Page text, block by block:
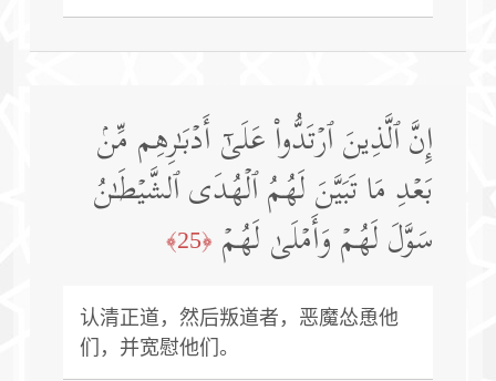
إِنَّ ٱلَّذِینَ ٱرۡتَدُّوا۟ عَلَىٰۤ أَدۡبَـٰرِهِم مِّنۢ
بَعۡدِ مَا تَبَیَّنَ لَهُمُ ٱلۡهُدَى ٱلشَّیۡطَـٰنُ
سَوَّلَ لَهُمۡ وَأَمۡلَىٰ لَهُمۡ ﴿25﴾
认清正道，然后叛道者，恶魔怂恿他
们，并宽慰他们。